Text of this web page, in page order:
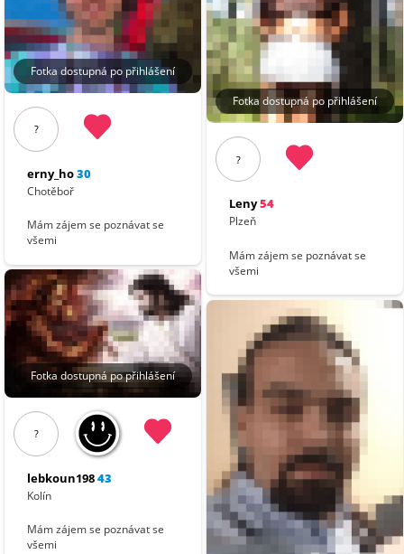
Fotka dostupná po přihlášení
?
erny_ho30
Chotěboř
Mám zájem se poznávat se
všemi
Fotka dostupná po přihlášení
?
lebkoun19843
Kolín
Mám zájem se poznávat se
všemi
Fotka dostupná po přihlášení
?
Leny54
Plzeň
Mám zájem se poznávat se
všemi